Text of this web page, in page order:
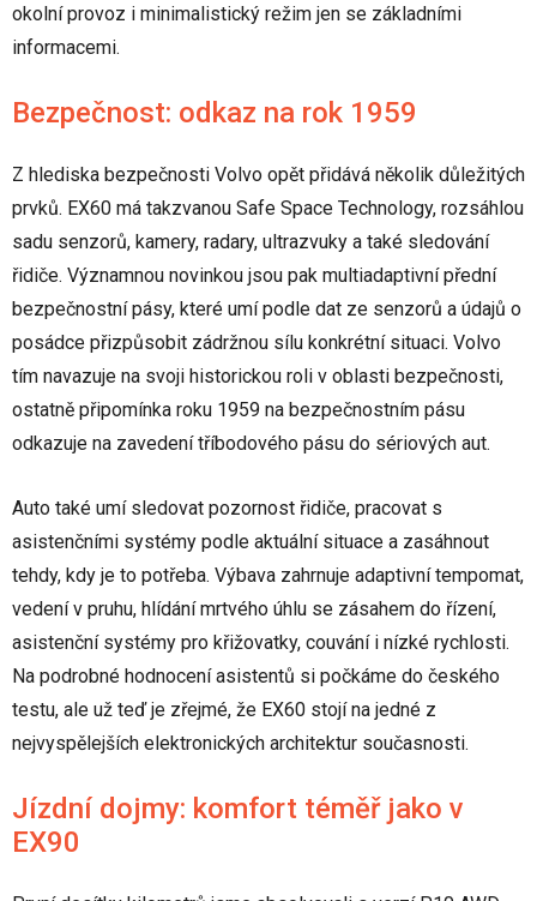
okolní provoz i minimalistický režim jen se základními
informacemi.
Bezpečnost: odkaz na rok 1959
Z hlediska bezpečnosti Volvo opět přidává několik důležitých
prvků. EX60 má takzvanou Safe Space Technology, rozsáhlou
sadu senzorů, kamery, radary, ultrazvuky a také sledování
řidiče. Významnou novinkou jsou pak multiadaptivní přední
bezpečnostní pásy, které umí podle dat ze senzorů a údajů o
posádce přizpůsobit zádržnou sílu konkrétní situaci. Volvo
tím navazuje na svoji historickou roli v oblasti bezpečnosti,
ostatně připomínka roku 1959 na bezpečnostním pásu
odkazuje na zavedení tříbodového pásu do sériových aut.
Auto také umí sledovat pozornost řidiče, pracovat s
asistenčními systémy podle aktuální situace a zasáhnout
tehdy, kdy je to potřeba. Výbava zahrnuje adaptivní tempomat,
vedení v pruhu, hlídání mrtvého úhlu se zásahem do řízení,
asistenční systémy pro křižovatky, couvání i nízké rychlosti.
Na podrobné hodnocení asistentů si počkáme do českého
testu, ale už teď je zřejmé, že EX60 stojí na jedné z
nejvyspělejších elektronických architektur současnosti.
Jízdní dojmy: komfort téměř jako v
EX90